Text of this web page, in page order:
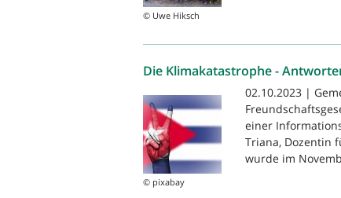
© Uwe Hiksch
Die Klimakatastrophe -
© pixabay
02.10.2023 |
einer
Triana, Dozentin
wurde im